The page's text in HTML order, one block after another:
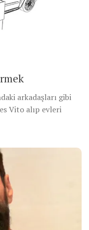
arkadaşları gibi
Vito alıp evleri